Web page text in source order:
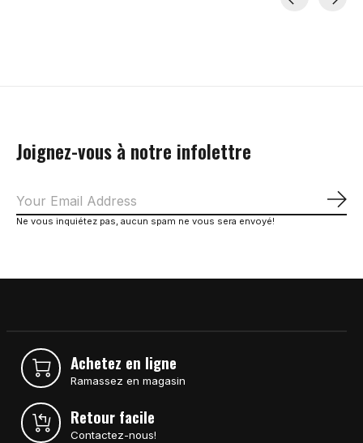
Joignez-vous à notre infolettre
Ne vous inquiétez pas, aucun spam ne vous sera envoyé!
Achetez en ligne
Ramassez en magasin
Retour facile
Contactez-nous!